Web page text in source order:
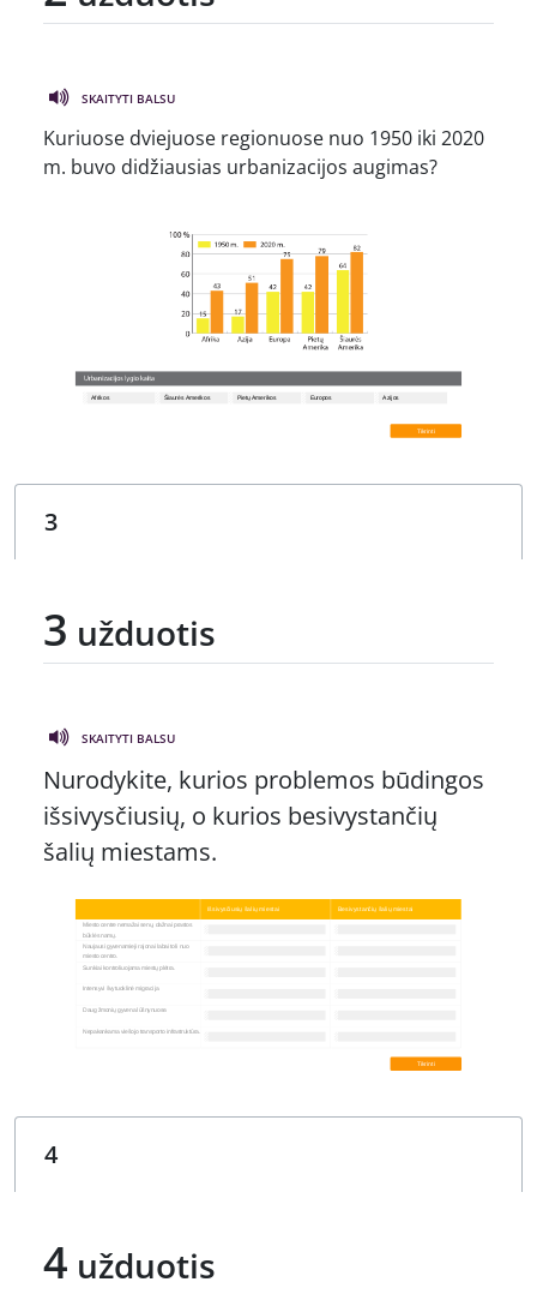
SKAITYTI BALSU
Kuriuose dviejuose regionuose nuo 1950 iki 2020
m. buvo didžiausias urbanizacijos augimas?
3 užduotis
SKAITYTI BALSU
Nurodykite, kurios problemos būdingos
išsivysčiusių, o kurios besivystančių
šalių miestams.
4 užduotis